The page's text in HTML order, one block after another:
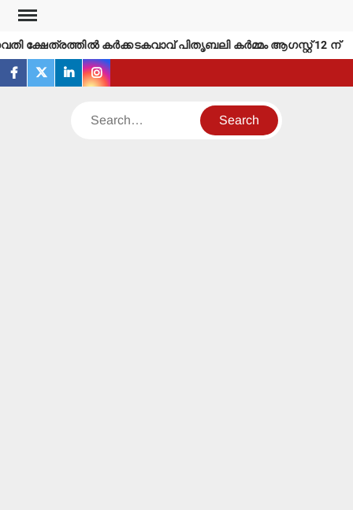
Skip
contentക്ഷേത്രത്തില്‍ കര്‍ക്കടകവാവ് പിതൃബലി കര്‍മ്മം ആഗസ്റ്റ് 12 ന്
facebook
twitterlinkedininstagram
Search